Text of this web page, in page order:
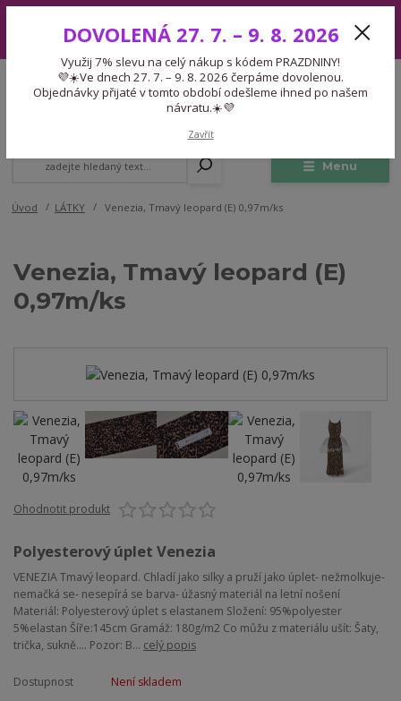
7. – 9. 8. 2026 čerpáme dovolenou. Objednávky přijaté v tomto období
odešleme ihned po našem návratu.☀️💜
Menu
CZK
Expedice 775 866 913
Po-Čt 9-15:30 Pá 9-14:30 Pauza 13-13:45
Úvod LÁTKY Venezia, Tmavý leopard (E) 0,97m/ks
Venezia, Tmavý leopard (E)
0,97m/ks
Ohodnotit produkt
Polyesterový úplet Venezia
VENEZIA Tmavý leopard. Chladí jako silky a pruží jako úplet- nežmolkuje-
nemačká se- nesepírá se barva- úžasný materiál na letní nošení
Materiál: Polyesterový úplet s elastanem Složení: 95%polyester
5%elastan Šíře:145cm Gramáž: 180g/m2 Co můžu z materiálu ušít: Šaty,
trička, sukně.... Pozor: B... celý popis
Dostupnost
Není skladem
DOVOLENÁ 27. 7. – 9. 8. 2026
Využij 7% slevu na celý nákup s kódem PRAZDNINY!
💜☀️Ve dnech 27. 7. – 9. 8. 2026 čerpáme dovolenou.
Objednávky přijaté v tomto období odešleme ihned po našem
návratu.☀️💜
Zavřít